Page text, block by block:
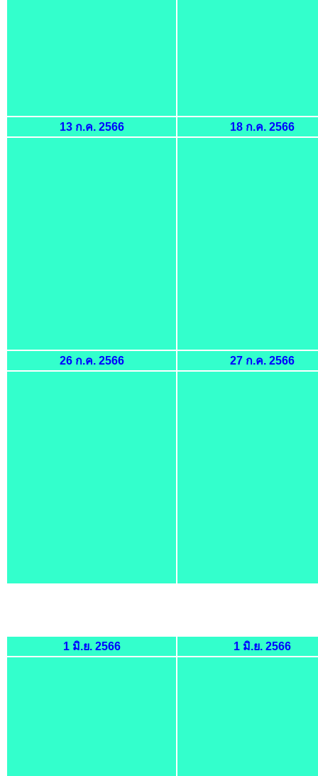
13 ก.ค. 2566 18 ก.ค. 2566
26 ก.ค. 2566 27 ก.ค. 2566
1 มิ.ย. 2566 1 มิ.ย. 2566